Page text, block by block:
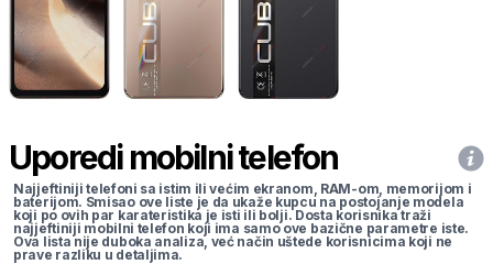
Uporedi mobilni telefon
Najjeftiniji telefoni sa istim ili većim ekranom, RAM-om, memorijom i
baterijom. Smisao ove liste je da ukaže kupcu na postojanje modela
koji po ovih par karateristika je isti ili bolji. Dosta korisnika traži
najjeftiniji mobilni telefon koji ima samo ove bazične parametre iste.
Ova lista nije duboka analiza, već način uštede korisnicima koji ne
prave razliku u detaljima.